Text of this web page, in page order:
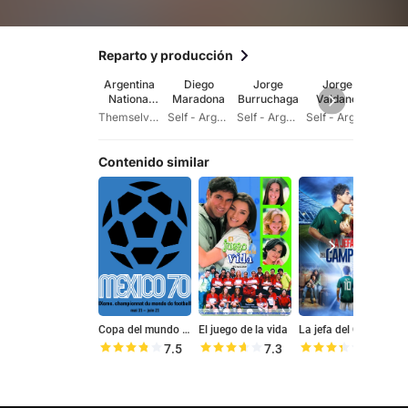
Reparto y producción
Argentina
National
FootballThemselves
Diego
Maradona
Self - Argentina Player
Jorge
Burruchaga
Self - Argentina Player
Jorge
Valdano
Contenido similar
Copa del mundo México '70
7.5
El juego de la vida
7.3